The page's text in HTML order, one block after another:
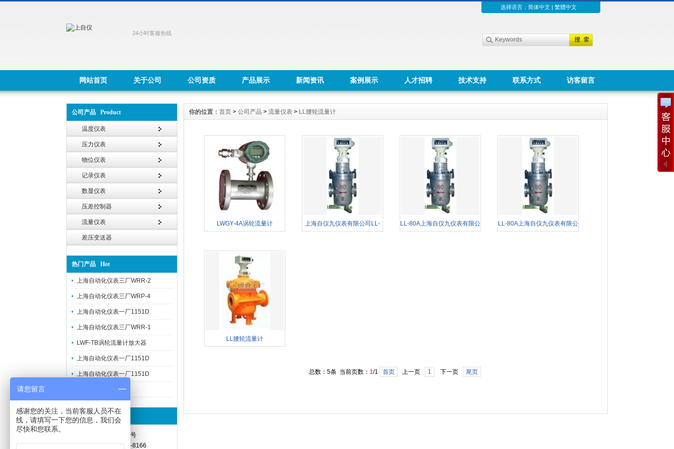
选择语言： 简体中文| 繁體中文
24小时客服热线
网站首页 关于公司 公司资质 产品展示 新闻资讯 案例展示 人才招聘 技术支持 联系方式 访客留言
公司产品 Product
温度仪表
压力仪表
物位仪表
记录仪表
数显仪表
压差控制器
流量仪表
差压变送器
热门产品 Hot
上海自动化仪表三厂WRR-2
上海自动化仪表三厂WRP-4
上海自动化仪表一厂1151D
上海自动化仪表三厂WRR-1
LWF-TB涡轮流量计放大器
上海自动化仪表一厂1151D
上海自动化仪表一厂1151D
联系我们 Contact
地址：上海大华路869号
电话：021-62337638-8166
你的位置： 首页 > 公司产品 > 流量仪表 > LL腰轮流量计
LWGY-4A涡轮流量计 上海自仪九仪表有限公司LL- LL-80A上海自仪九仪表有限公 LL-80A上海自仪九仪表有限公
LL腰轮流量计
总数：5条 当前页数： 1/1 首页 上一页 1 下一页 尾页
请您留言
感谢您的关注，当前客服人员不在
线，请填写一下您的信息，我们会
尽快和您联系。